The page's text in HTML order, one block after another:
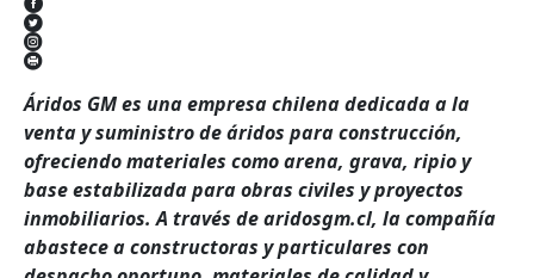
Áridos GM es una empresa chilena dedicada a la
venta y suministro de áridos para construcción,
ofreciendo materiales como arena, grava, ripio y
base estabilizada para obras civiles y proyectos
inmobiliarios. A través de aridosgm.cl, la compañía
abastece a constructoras y particulares con